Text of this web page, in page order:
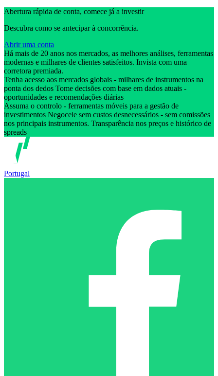
Abertura rápida de conta, comece já a investir
Descubra como se antecipar à concorrência.
Abrir uma conta
Há mais de 20 anos nos mercados, as melhores análises, ferramentas
modernas e milhares de clientes satisfeitos. Invista com uma
corretora premiada.
Tenha acesso aos mercados globais - milhares de instrumentos na
ponta dos dedos Tome decisões com base em dados atuais -
oportunidades e recomendações diárias
Assuma o controlo - ferramentas móveis para a gestão de
investimentos Negoceie sem custos desnecessários - sem comissões
nos principais instrumentos. Transparência nos preços e histórico de
spreads
Portugal